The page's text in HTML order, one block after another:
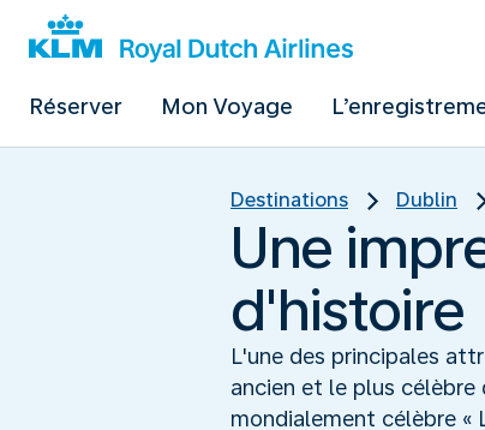
Réserver Mon Voyage
Destinations Dublin
Une
d'histoire
L'une des principales
ancien et le plus
mondialement célèbre «